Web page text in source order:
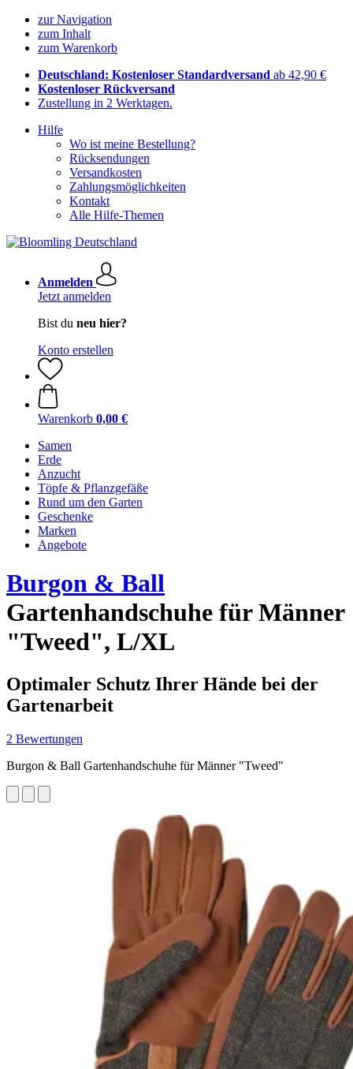
zur Navigation
zum Inhalt
zum Warenkorb
Deutschland: Kostenloser Standardversand ab 42,90 €
Kostenloser Rückversand
Zustellung in 2 Werktagen.
Hilfe
Wo ist meine Bestellung?
Rücksendungen
Versandkosten
Zahlungsmöglichkeiten
Kontakt
Alle Hilfe-Themen
Anmelden
Jetzt anmelden
Bist du neu hier?
Konto erstellen
Warenkorb 0,00 €
Samen
Erde
Anzucht
Töpfe & Pflanzgefäße
Rund um den Garten
Geschenke
Marken
Angebote
Burgon & Ball
Gartenhandschuhe für Männer
"Tweed", L/XL
Optimaler Schutz Ihrer Hände bei der
Gartenarbeit
2 Bewertungen
Burgon & Ball Gartenhandschuhe für Männer "Tweed"